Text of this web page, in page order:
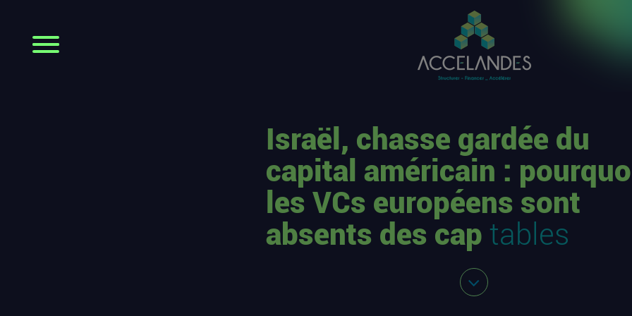
Israël, chasse gardée du
capital américain :
les VCs européens sont
absents des cap tables